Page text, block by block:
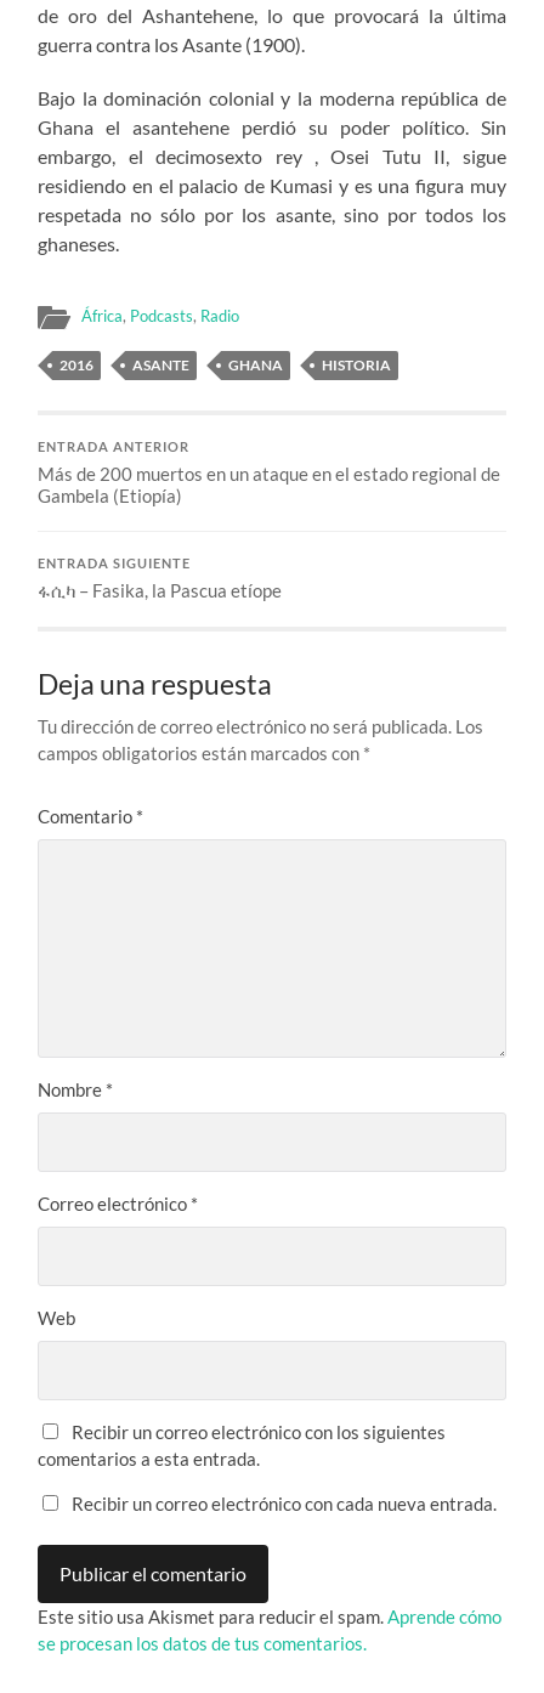
de oro del Ashantehene, lo que provocará la última
guerra contra los Asante (1900).
Bajo la dominación colonial y la moderna república de
Ghana el asantehene perdió su poder político. Sin
embargo, el decimosexto rey , Osei Tutu II, sigue
residiendo en el palacio de Kumasi y es una figura muy
respetada no sólo por los asante, sino por todos los
ghaneses.
África, Podcasts, Radio
2016 ASANTE GHANA HISTORIA
ENTRADA ANTERIOR
Más de 200 muertos en un ataque en el estado regional de
Gambela (Etiopía)
ENTRADA SIGUIENTE
ፋሲካ – Fasika, la Pascua etíope
Deja una respuesta
Tu dirección de correo electrónico no será publicada. Los
campos obligatorios están marcados con *
Comentario *
Nombre *
Correo electrónico *
Web
Recibir un correo electrónico con los siguientes
comentarios a esta entrada.
Recibir un correo electrónico con cada nueva entrada.
Este sitio usa Akismet para reducir el spam.Aprende cómo
se procesan los datos de tus comentarios.